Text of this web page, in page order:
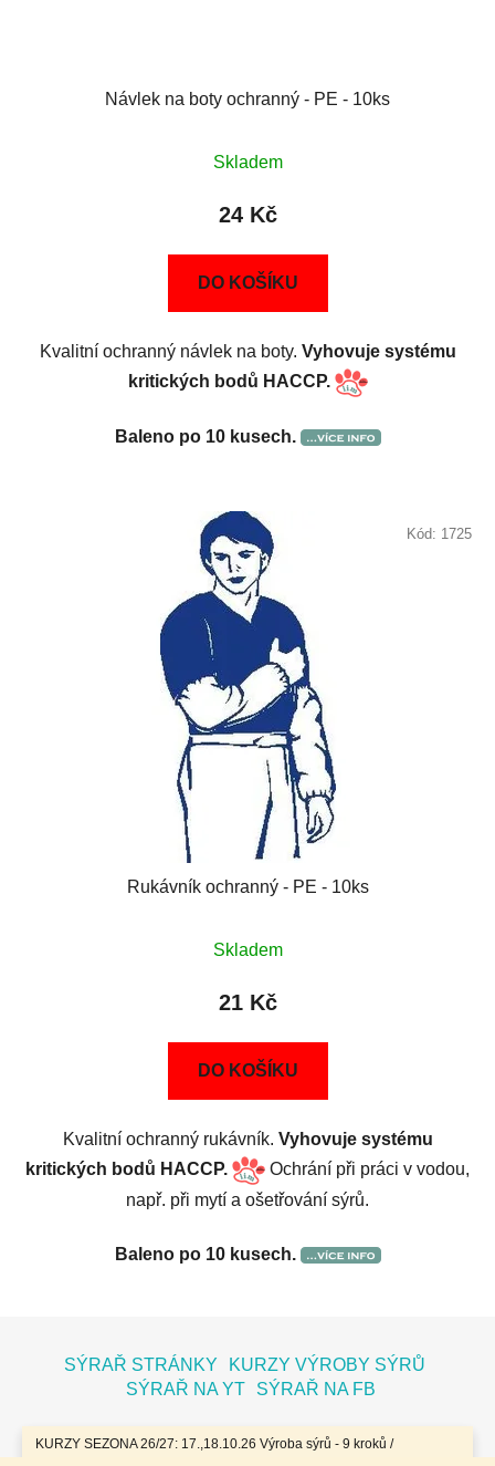
KURZY SEZONA 26/27: 17.,18.10.26 Výroba sýrů - 9 kroků /
Návlek na boty ochranný - PE - 10ks
Skladem
24 Kč
DO KOŠÍKU
Kvalitní ochranný návlek na boty. Vyhovuje systému
kritických bodů HACCP.
Baleno po 10 kusech.
Rukávník ochranný - PE - 10ks
Skladem
21 Kč
DO KOŠÍKU
Kvalitní ochranný rukávník. Vyhovuje systému
kritických bodů HACCP.
Ochrání při práci v vodou,
např. při mytí a ošetřování sýrů.
Baleno po 10 kusech.
Kód: 1725
SÝRAŘ STRÁNKY
KURZY VÝROBY SÝRŮ
SÝRAŘ NA YT
SÝRAŘ NA FB